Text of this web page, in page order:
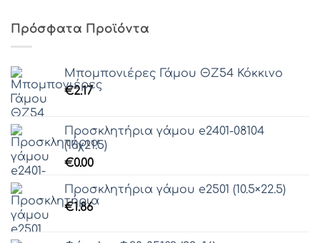
Πρόσφατα Προϊόντα
Μπομπονιέρες Γάμου ΘZ54 Κόκκινο
€2.17
Προσκλητήρια γάμου e2401-08104
(16χ21.5)
€0.00
Προσκλητήρια γάμου e2501 (10.5×22.5)
€1.86